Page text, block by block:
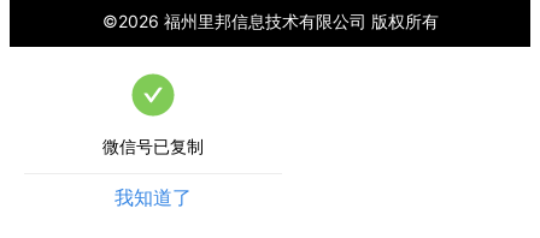
©2026 福州里邦信息技术有限公司 版权所有
微信号已复制
我知道了